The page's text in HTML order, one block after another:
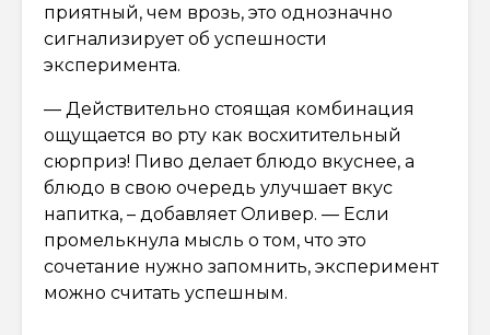
приятный, чем врозь, это однозначно
сигнализирует об успешности
эксперимента.
— Действительно стоящая комбинация
ощущается во рту как восхитительный
сюрприз! Пиво делает блюдо вкуснее, а
блюдо в свою очередь улучшает вкус
напитка, – добавляет Оливер. — Если
промелькнула мысль о том, что это
сочетание нужно запомнить, эксперимент
можно считать успешным.